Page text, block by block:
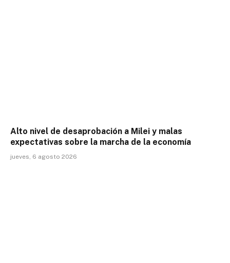
Alto nivel de desaprobación a Milei y malas
expectativas sobre la marcha de la economía
jueves, 6 agosto 2026